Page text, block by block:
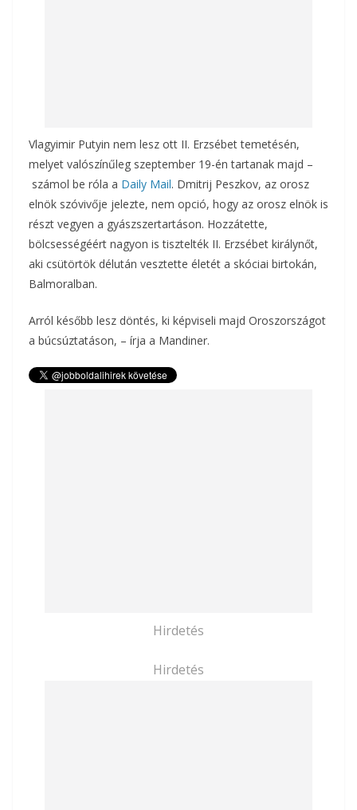
Vlagyimir Putyin nem lesz ott II. Erzsébet temetésén,
melyet valószínűleg szeptember 19-én tartanak majd –
számol be róla a Daily Mail. Dmitrij Peszkov, az orosz
elnök szóvivője jelezte, nem opció, hogy az orosz elnök is
részt vegyen a gyászszertartáson. Hozzátette,
bölcsességéért nagyon is tisztelték II. Erzsébet királynőt,
aki csütörtök délután vesztette életét a skóciai birtokán,
Balmoralban.
Arról később lesz döntés, ki képviseli majd Oroszországot
a búcsúztatáson, – írja a Mandiner.
Hirdetés
Hirdetés